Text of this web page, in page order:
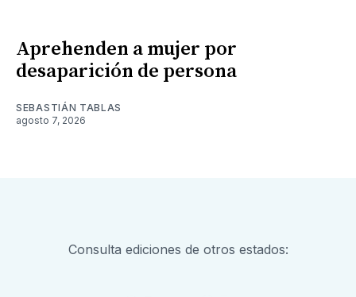
Aprehenden a mujer por
desaparición de persona
SEBASTIÁN TABLAS
agosto 7, 2026
Consulta ediciones de otros estados: